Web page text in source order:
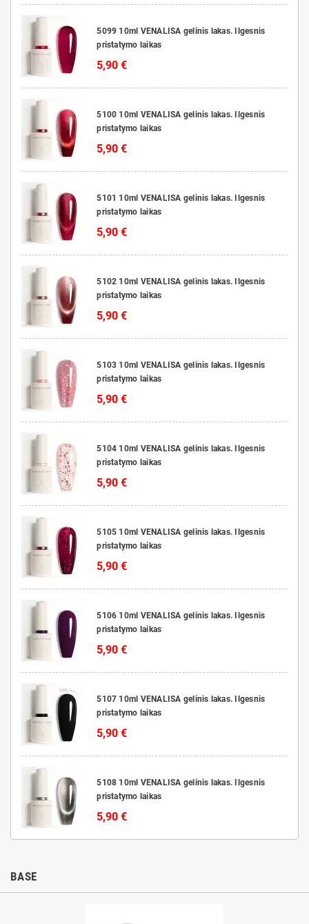
5099 10ml VENALISA gelinis lakas. Ilgesnis
pristatymo laikas
5,90 €
5100 10ml VENALISA gelinis lakas. Ilgesnis
pristatymo laikas
5,90 €
5101 10ml VENALISA gelinis lakas. Ilgesnis
pristatymo laikas
5,90 €
5102 10ml VENALISA gelinis lakas. Ilgesnis
pristatymo laikas
5,90 €
5103 10ml VENALISA gelinis lakas. Ilgesnis
pristatymo laikas
5,90 €
5104 10ml VENALISA gelinis lakas. Ilgesnis
pristatymo laikas
5,90 €
5105 10ml VENALISA gelinis lakas. Ilgesnis
pristatymo laikas
5,90 €
5106 10ml VENALISA gelinis lakas. Ilgesnis
pristatymo laikas
5,90 €
5107 10ml VENALISA gelinis lakas. Ilgesnis
pristatymo laikas
5,90 €
5108 10ml VENALISA gelinis lakas. Ilgesnis
pristatymo laikas
5,90 €
BASE